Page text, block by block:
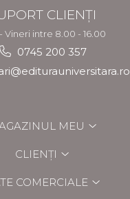
CLIENȚI
Vineri intre 8.00 - 16.00
0745 200 357
MEU
CLIENȚI
COMERCIALE